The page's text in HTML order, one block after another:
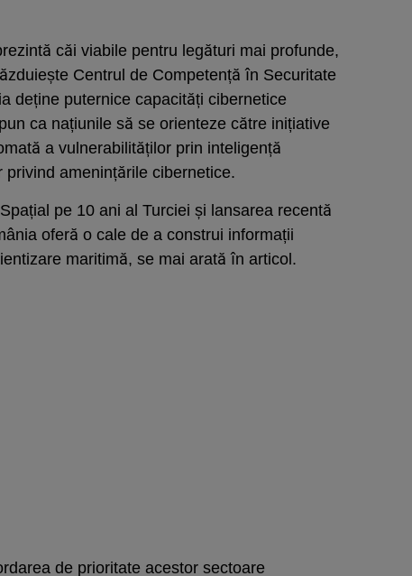
căi viabile pentru legături mai profunde,
Centrul de Competență în Securitate
deține puternice capacități cibernetice
ca națiunile să se orienteze către inițiative
a vulnerabilităților prin inteligență
amenințările cibernetice.
pe 10 ani al Turciei și lansarea recentă
oferă o cale de a construi informații
maritimă, se mai arată în articol.
de prioritate acestor sectoare